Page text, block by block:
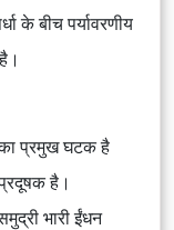
के बीच पर्यावरणीय
का प्रमुख घटक है
है।
भारी ईंधन